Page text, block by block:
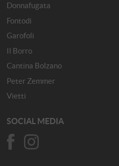
Donnafugata
Fontodi
Garofoli
Il Borro
Cantina Bolzano
Peter Zemmer
Vietti
SOCIAL MEDIA